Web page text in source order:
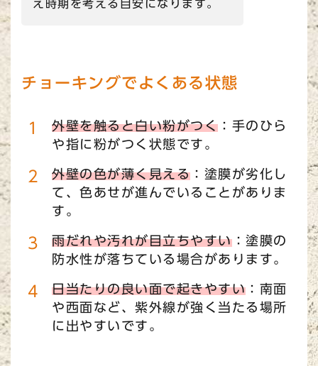
え時期を考える目安になります。
チョーキングでよくある状態
外壁を触ると白い粉がつく ：手のひら
や指に粉がつく状態です。
外壁の色が薄く見える ：塗膜が劣化し
て、色あせが進んでいることがありま
す。
雨だれや汚れが目立ちやすい：塗膜の
防水性が落ちている場合があります。
日当たりの良い面で起きやすい ：南面
や西面など、紫外線が強く当たる場所
に出やすいです。